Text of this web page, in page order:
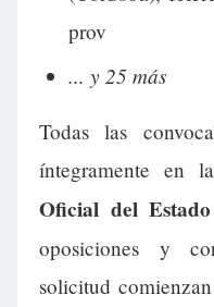
prov
... y 25 más
Todas las
íntegramente en
Oficial del Estado
oposiciones y
solicitud